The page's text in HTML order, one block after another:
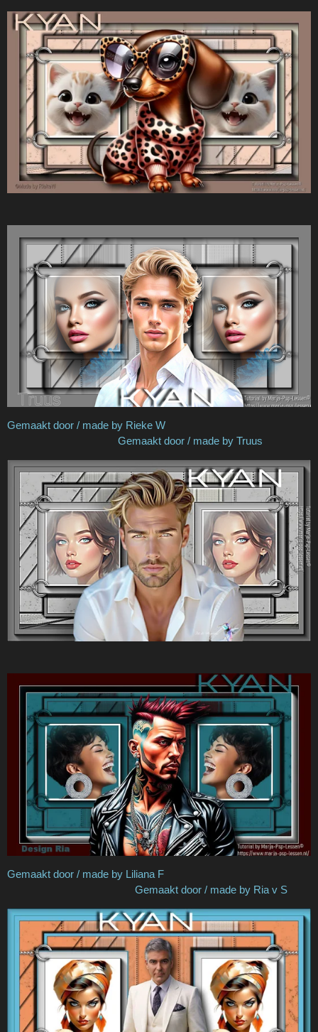
Gemaakt door / made by Rieke W
Gemaakt door / made by Truus
Gemaakt door / made by Liliana F
Gemaakt door / made by Ria v S